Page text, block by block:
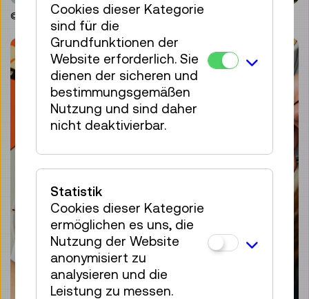
© Technisches Museum Wien
Cookies dieser Kategorie
sind für die
Grundfunktionen der
Website erforderlich. Sie
dienen der sicheren und
bestimmungsgemäßen
Nutzung und sind daher
nicht deaktivierbar.
Statistik
Cookies dieser Kategorie
ermöglichen es uns, die
Nutzung der Website
anonymisiert zu
analysieren und die
Leistung zu messen.